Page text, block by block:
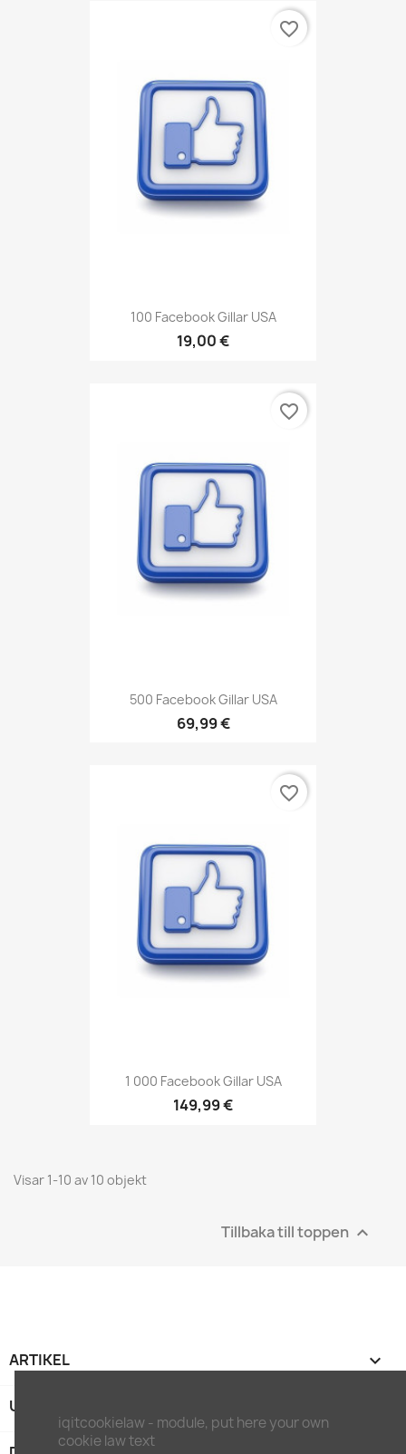
100 Facebook Gillar USA
19,00 €
favorite_border
500 Facebook Gillar USA
69,99 €
favorite_border
1 000 Facebook Gillar USA
149,99 €
favorite_border
Visar 1-10 av 10 objekt
Tillbaka till toppen 
ARTIKEL 
UNTERNEHMEN
iqitcookielaw - module, put here your own
cookie law text